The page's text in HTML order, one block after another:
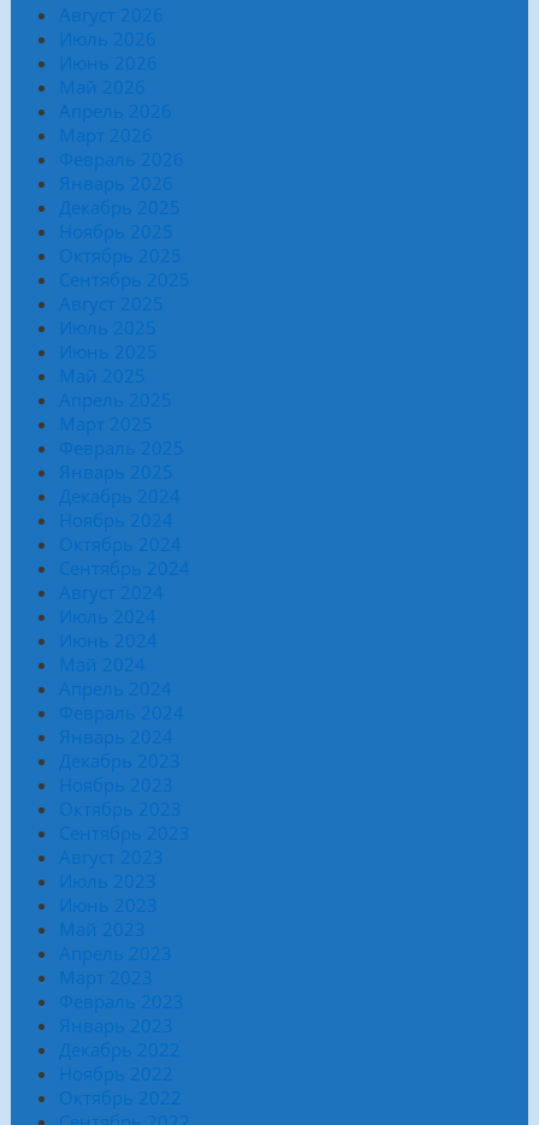
Август 2026
Июль 2026
Июнь 2026
Май 2026
Апрель 2026
Март 2026
Февраль 2026
Январь 2026
Декабрь 2025
Ноябрь 2025
Октябрь 2025
Сентябрь 2025
Август 2025
Июль 2025
Июнь 2025
Май 2025
Апрель 2025
Март 2025
Февраль 2025
Январь 2025
Декабрь 2024
Ноябрь 2024
Октябрь 2024
Сентябрь 2024
Август 2024
Июль 2024
Июнь 2024
Май 2024
Апрель 2024
Февраль 2024
Январь 2024
Декабрь 2023
Ноябрь 2023
Октябрь 2023
Сентябрь 2023
Август 2023
Июль 2023
Июнь 2023
Май 2023
Апрель 2023
Март 2023
Февраль 2023
Январь 2023
Декабрь 2022
Ноябрь 2022
Октябрь 2022